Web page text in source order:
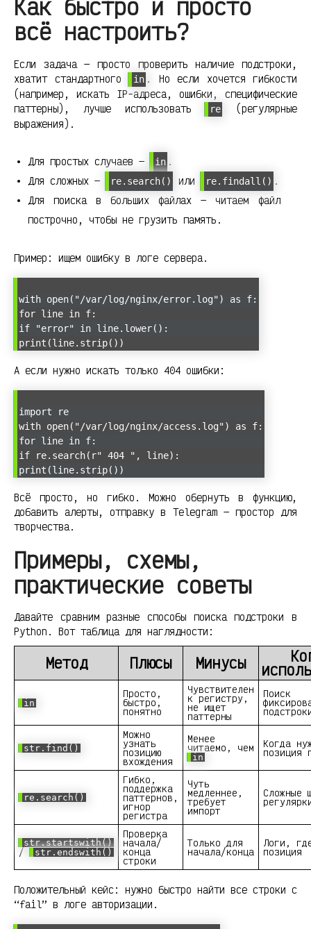
Как быстро и просто
всё настроить?
Если задача — просто проверить наличие подстроки,
хватит стандартного
in . Но если хочется гибкости
(например, искать IP-адреса, ошибки, специфические
паттерны), лучше использовать
re
(регулярные
выражения).
Для простых случаев — in .
Для сложных —
re.search() или re.findall() .
Для поиска в больших файлах — читаем файл
построчно, чтобы не грузить память.
Пример: ищем ошибку в логе сервера.
with open("/var/log/nginx/error.log") as f:
for line in f:
if "error" in line.lower():
print(line.strip())
А если нужно искать только 404 ошибки:
import re
with open("/var/log/nginx/access.log") as f:
for line in f:
if re.search(r" 404 ", line):
print(line.strip())
Всё просто, но гибко. Можно обернуть в функцию,
добавить алерты, отправку в Telegram — простор для
творчества.
Примеры, схемы,
практические советы
Давайте сравним разные способы поиска подстроки в
Python. Вот таблица для наглядности:
Метод Плюсы Минусы
in
Просто,
быстро,
понятно
Чувствителен
к регистру,
не ищет
паттерны
Поиск
str.find()
Можно
узнать
позицию
вхождения
Менее
читаемо, чем
in
Когда
позиция
re.search()
Гибко,
поддержка
паттернов,
игнор
регистра
Чуть
медленнее,
требует
импорт
Сложные
str.startswith()
/ str.endswith()
Проверка
начала/
конца
строки
Только для
начала/конца
Логи,
позиция
Положительный кейс: нужно быстро найти все строки с
“fail” в логе авторизации.